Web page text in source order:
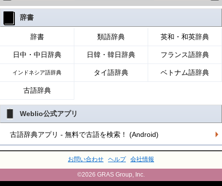
辞書
辞書 類語辞典 英和・和英辞典
日中・中日辞典 日韓・韓日辞典 フランス語辞典
インドネシア語辞典 タイ語辞典 ベトナム語辞典
古語辞典
Weblio公式アプリ
古語辞典アプリ - 無料で古語を検索！ (Android)
お問い合わせ ヘルプ 会社情報
©2026 GRAS Group, Inc.